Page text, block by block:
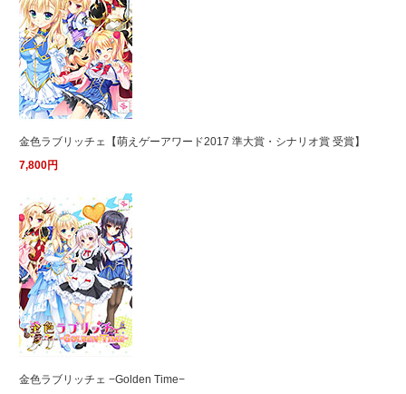
金色ラブリッチェ【萌えゲーアワード2017 準大賞・シナリオ賞 受賞】
7,800円
金色ラブリッチェ −Golden Time−